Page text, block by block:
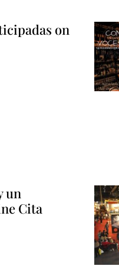
on
un
Cita